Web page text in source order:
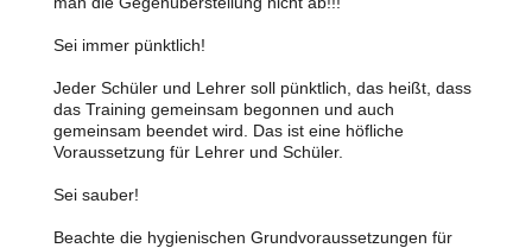
Sei immer pünktlich!
Jeder Schüler und Lehrer soll pünktlich, das heißt, dass
das Training gemeinsam begonnen und auch
gemeinsam beendet wird. Das ist eine höfliche
Voraussetzung für Lehrer und Schüler.
Sei sauber!
Beachte die hygienischen Grundvoraussetzungen für